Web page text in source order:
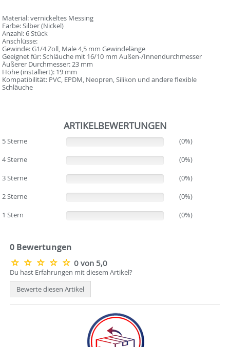
Material: vernickeltes Messing
Farbe: Silber (Nickel)
Anzahl: 6 Stück
Anschlüsse:
Gewinde: G1/4 Zoll, Male 4,5 mm Gewindelänge
Geeignet für: Schläuche mit 16/10 mm Außen-/Innendurchmesser
Äußerer Durchmesser: 23 mm
Höhe (installiert): 19 mm
Kompatibilität: PVC, EPDM, Neopren, Silikon und andere flexible
Schläuche
ARTIKELBEWERTUNGEN
5 Sterne
(0%)
4 Sterne
(0%)
3 Sterne
(0%)
2 Sterne
(0%)
1 Stern
(0%)
0 Bewertungen
0 von 5,0
Du hast Erfahrungen mit diesem Artikel?
Bewerte diesen Artikel